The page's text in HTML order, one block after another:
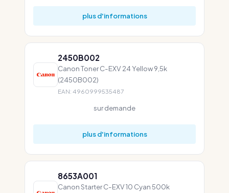
plus d'informations
2450B002
Canon Toner C-EXV 24 Yellow 9,5k
(2450B002)
EAN: 4960999535487
sur demande
plus d'informations
8653A001
Canon Starter C-EXV 10 Cyan 500k